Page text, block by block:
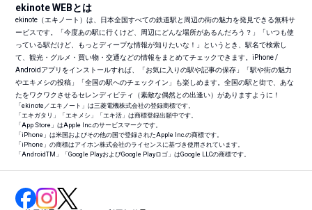
ekinote WEBとは
ekinote（エキノート）は、日本全国すべての鉄道駅と周辺の街の魅力を発見できる無料サ
ービスです。「今度あの駅に行くけど、周辺にどんな場所があるんだろう？」「いつも使
っている駅だけど、もっとディープな情報が知りたいな！」というとき、駅名で検索し
て、観光・グルメ・買い物・交通などの情報をまとめてチェックできます。iPhone /
Androidアプリをインストールすれば、「お気に入りの駅や記事の保存」「駅や街の魅力
やエキメシの投稿」「全国の駅へのチェックイン」も楽しめます。全国の駅と街で、あな
たをワクワクさせるセレンディピティ（素敵な偶然との出逢い）がありますように！
「ekinote／エキノート」は三菱電機株式会社の登録商標です。
「エキガタリ」「エキメシ」「エキ活」は商標登録出願中です。
「App Store」はApple Inc.のサービスマークです。
「iPhone」は米国およびその他の国で登録されたApple Inc.の商標です。
「iPhone」の商標はアイホン株式会社のライセンスに基づき使用されています。
「AndroidTM 」「Google PlayおよびGoogle Playロゴ」はGoogle LLCの商標です。